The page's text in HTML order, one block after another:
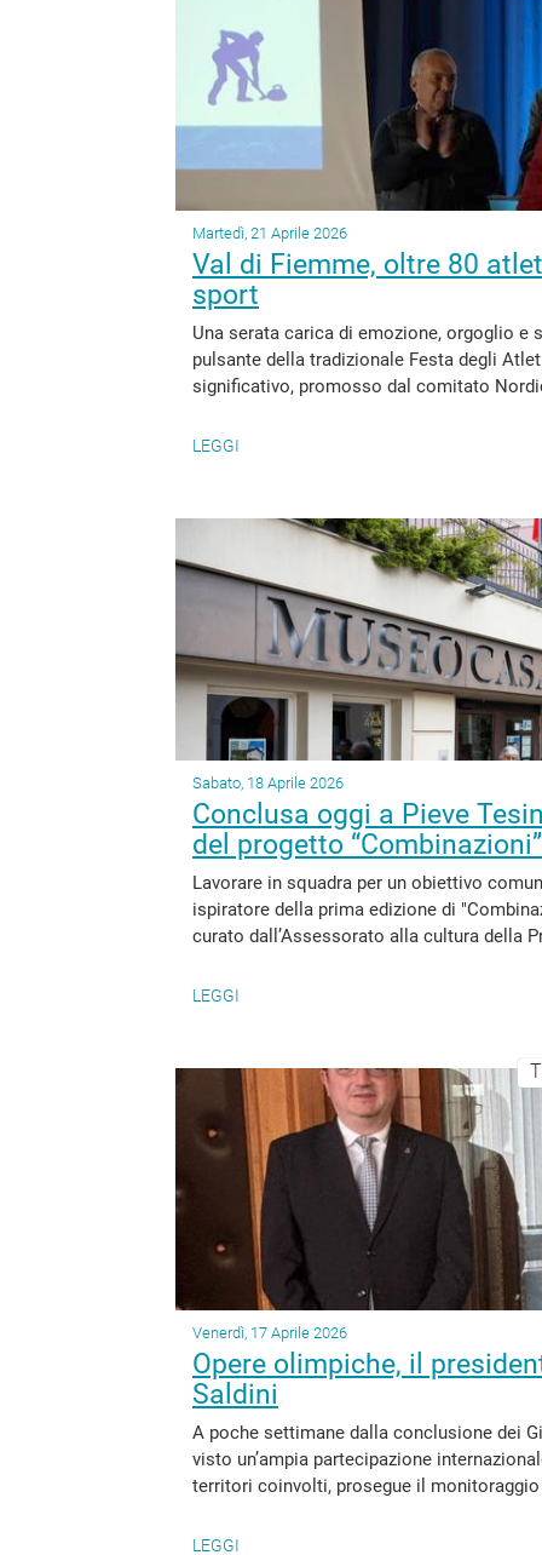
Martedì, 21 Aprile 2026
Val di Fiemme, oltre 80
sport
Una serata carica di emozione, orgoglio
pulsante della tradizionale Festa degli
significativo, promosso dal comitato
LEGGI
Sabato, 18 Aprile 2026
Conclusa oggi a Pieve
del progetto “Combinazioni”
Lavorare in squadra per un obiettivo
ispiratore della prima edizione di
curato dall’Assessorato alla cultura della
LEGGI
Venerdì, 17 Aprile 2026
Opere olimpiche, il
Saldini
A poche settimane dalla conclusione dei
visto un’ampia partecipazione
territori coinvolti, prosegue il
LEGGI